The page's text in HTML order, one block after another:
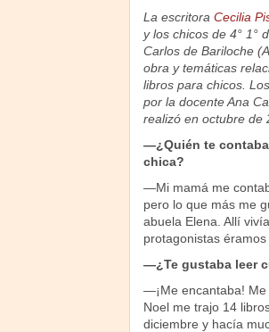
La escritora Cecilia
y los chicos de 4° 1°
Carlos de Bariloche
obra y temáticas
libros para chicos.
por la docente Ana
realizó en octubre de
—¿Quién te
chica?
—Mi mamá me
pero lo que más me
abuela Elena. Allí
protagonistas
—¿Te gustaba leer
—¡Me encantaba! Me
Noel me trajo 14
diciembre y hacía